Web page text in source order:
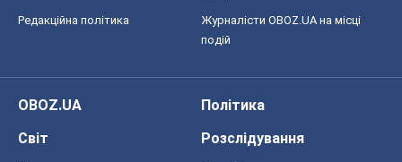
Редакційна політика
Журналісти OBOZ.UA на місці
подій
OBOZ.UA
Політика
Світ
Розслідування